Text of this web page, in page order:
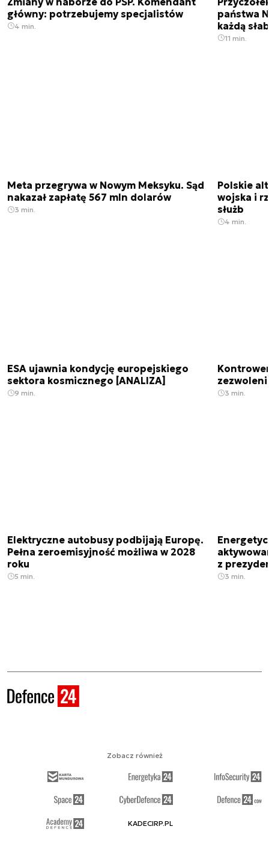
główny: potrzebujemy specjalistów
4 min.
państwa
każdą
11 min.
Meta przegrywa w Nowym Meksyku. Sąd
nakazał zapłatę 567 mln dolarów
3 min.
Polskie
wojska i
służb
4 min.
ESA ujawnia kondycję europejskiego
sektora kosmicznego [ANALIZA]
9 min. 3 min.
Elektryczne autobusy podbijają Europę.
Pełna zeroemisyjność możliwa w 2028
roku
5 min.
z
3 min.
Zobacz również
KADECIRP.PL